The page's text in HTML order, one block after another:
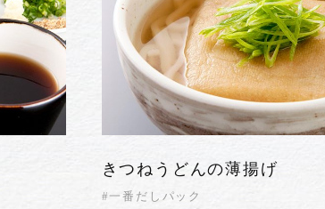
きつねうどんの薄揚げ
#一番だしパック